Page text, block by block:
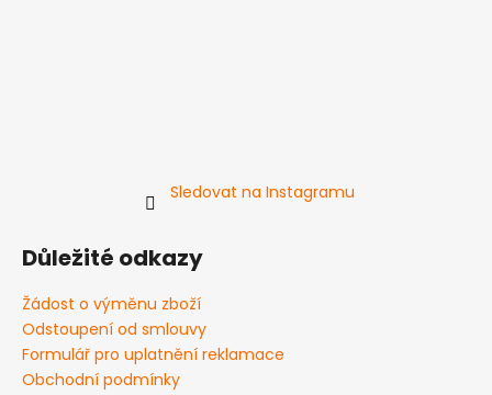
Sledovat na Instagramu
Důležité odkazy
Žádost o výměnu zboží
Odstoupení od smlouvy
Formulář pro uplatnění reklamace
Obchodní podmínky